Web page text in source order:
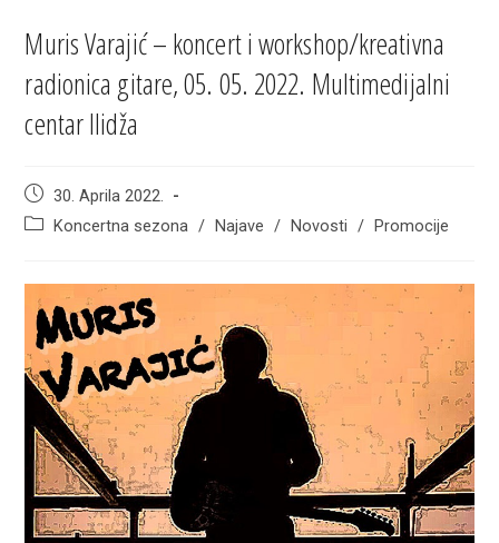
Muris Varajić – koncert i workshop/kreativna
radionica gitare, 05. 05. 2022. Multimedijalni
centar Ilidža
Post
published:
30. Aprila 2022.
PostKoncertna sezona / Najave / Novosti / Promocije